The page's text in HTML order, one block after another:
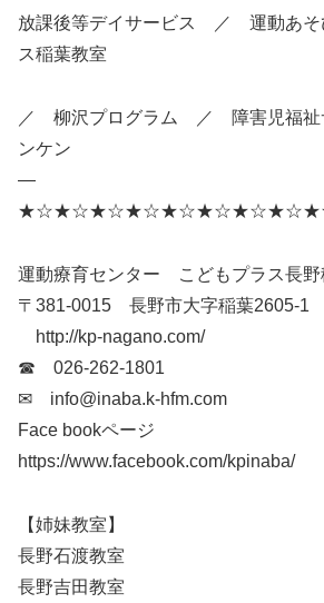
放課後等デイサービス ／ 運動あ
ス稲葉教室
／ 柳沢プログラム ／ 障害児福
ンケン
—
運動療育センター こどもプラス長野
〒381-0015 長野市大字稲葉2605-1
http://kp-nagano.com/
☎ 026-262-1801
✉ info@inaba.k-hfm.com
Face bookページ
https://www.facebook.com/kpinaba/
【姉妹教室】
長野石渡教室
長野吉田教室